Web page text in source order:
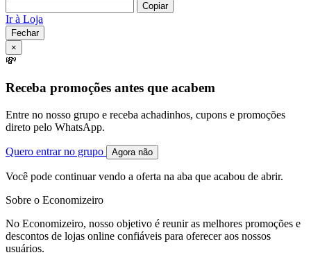
Copiar
Ir à Loja
Fechar
×
💸
Receba promoções antes que acabem
Entre no nosso grupo e receba achadinhos, cupons e promoções
direto pelo WhatsApp.
Quero entrar no grupo Agora não
Você pode continuar vendo a oferta na aba que acabou de abrir.
Sobre o Economizeiro
No Economizeiro, nosso objetivo é reunir as melhores promoções e
descontos de lojas online confiáveis para oferecer aos nossos
usuários.